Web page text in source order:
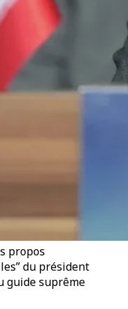
propos
du président
guide suprême